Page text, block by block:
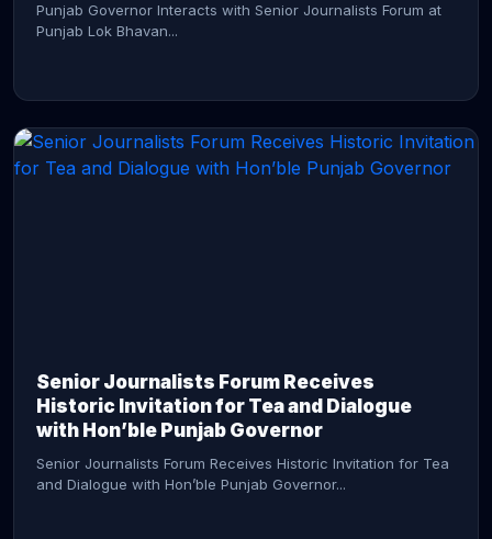
Punjab Governor Interacts with Senior Journalists Forum at
Punjab Lok Bhavan...
Senior Journalists Forum Receives
Historic Invitation for Tea and Dialogue
with Hon’ble Punjab Governor
Senior Journalists Forum Receives Historic Invitation for Tea
and Dialogue with Hon’ble Punjab Governor...